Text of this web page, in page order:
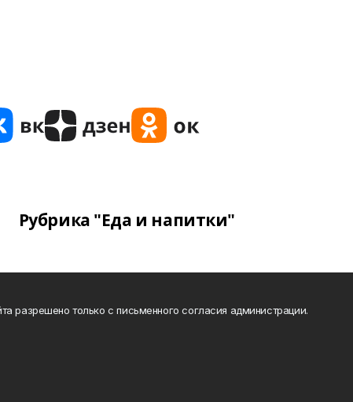
Рубрика "Еда и напитки"
разрешено только с письменного согласия администрации.